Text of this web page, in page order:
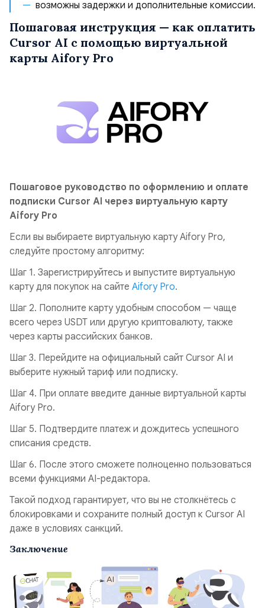
возможны задержки и дополнительные комиссии.
Пошаговая инструкция — как оплатить
Cursor AI с помощью виртуальной
карты Aifory Pro
Пошаговое руководство по оформлению и оплате
подписки Cursor AI через виртуальную карту
Aifory Pro
Если вы выбираете виртуальную карту Aifory Pro,
следуйте простому алгоритму:
Шаг 1. Зарегистрируйтесь и выпустите виртуальную
карту для покупок на сайте Aifory Pro.
Шаг 2. Пополните карту удобным способом — чаще
всего через USDT или другую криптовалюту, также
через карты рассийских банков.
Шаг 3. Перейдите на официальный сайт Cursor AI и
выберите нужный тариф или подписку.
Шаг 4. При оплате введите данные виртуальной карты
Aifory Pro.
Шаг 5. Подтвердите платеж и дождитесь успешного
списания средств.
Шаг 6. После этого сможете полноценно пользоваться
всеми функциями AI-редактора.
Такой подход гарантирует, что вы не столкнётесь с
блокировками и сохраните полный доступ к Cursor AI
даже в условиях санкций.
Заключение